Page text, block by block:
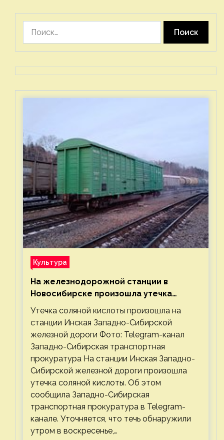
Культура
На железнодорожной станции в
Новосибирске произошла утечка
соляной кислоты
Утечка соляной кислоты произошла на
станции Инская Западно-Сибирской
железной дороги Фото: Telegram-канал
Западно-Сибирская транспортная
прокуратура На станции Инская Западно-
Сибирской железной дороги произошла
утечка соляной кислоты. Об этом
сообщила Западно-Сибирская
транспортная прокуратура в Telegram-
канале. Уточняется, что течь обнаружили
утром в воскресенье,…